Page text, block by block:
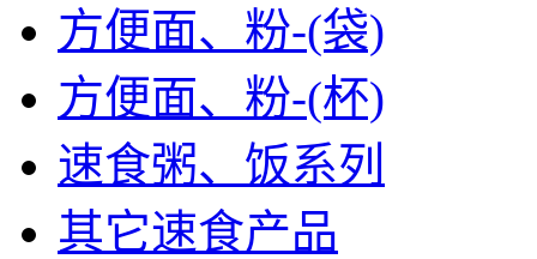
方便面、粉-(袋)
方便面、粉-(杯)
速食粥、饭系列
其它速食产品